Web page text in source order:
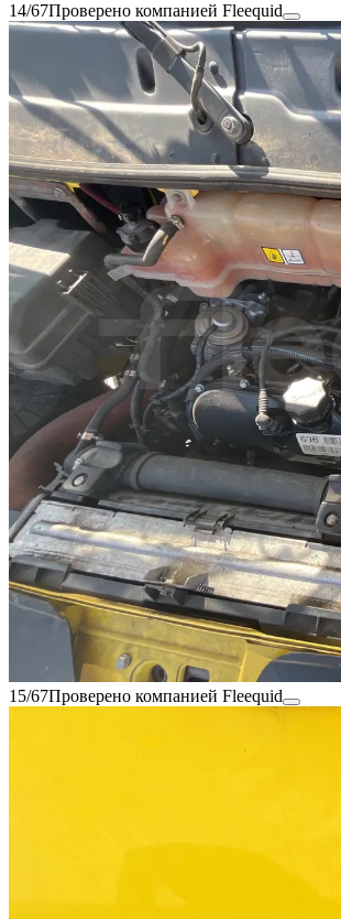
14/67Проверено компанией Fleequid
15/67Проверено компанией Fleequid